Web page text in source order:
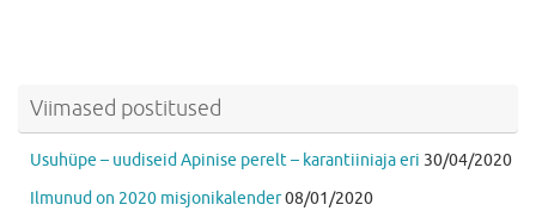
Viimased postitused
Usuhüpe – uudiseid Apinise perelt – karantiiniaja eri 30/04/2020
Ilmunud on 2020 misjonikalender08/01/2020